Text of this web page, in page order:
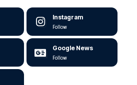
Instagram
Follow
Google News
Follow